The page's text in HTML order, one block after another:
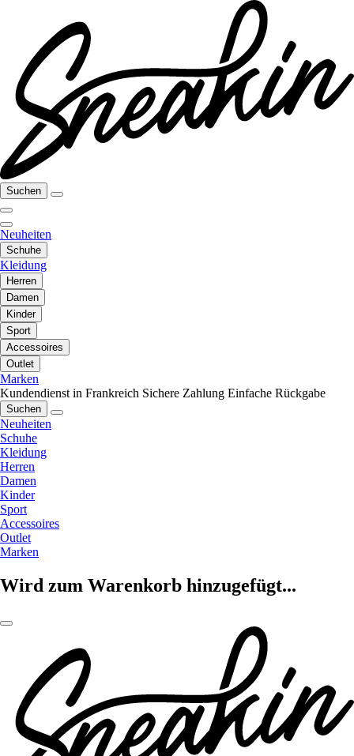
Suchen
Neuheiten
Schuhe
Kleidung
Herren
Damen
Kinder
Sport
Accessoires
Outlet
Marken
Kundendienst in Frankreich Sichere Zahlung Einfache Rückgabe
Suchen
Neuheiten
Schuhe
Kleidung
Herren
Damen
Kinder
Sport
Accessoires
Outlet
Marken
Wird zum Warenkorb hinzugefügt...